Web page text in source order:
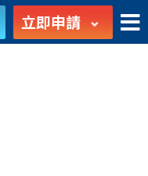
立即申請